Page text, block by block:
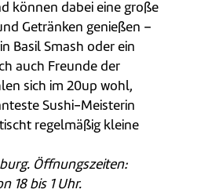
können dabei eine große
Getränken genießen –
Basil Smash oder ein
auch Freunde der
sich im 20up wohl,
Sushi-Meisterin
regelmäßig kleine
Öffnungszeiten:
18 bis 1 Uhr.